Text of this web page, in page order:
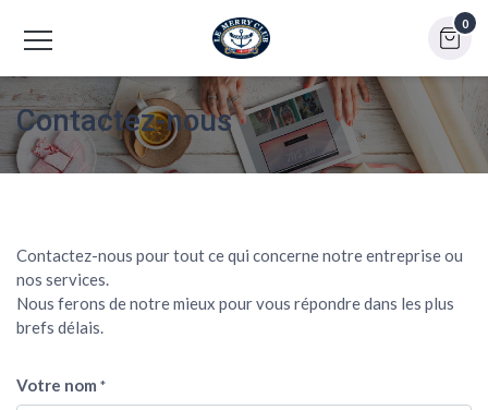
0
Contactez-nous
Contactez-nous pour tout ce qui concerne notre entreprise ou
nos services.
Nous ferons de notre mieux pour vous répondre dans les plus
brefs délais.
Votre nom *